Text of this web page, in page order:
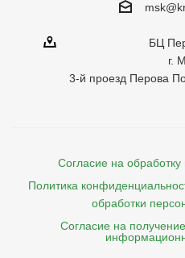
БЦ
г.
3-й проезд Перова
Согласие на
Политика
обработки
Согласие на